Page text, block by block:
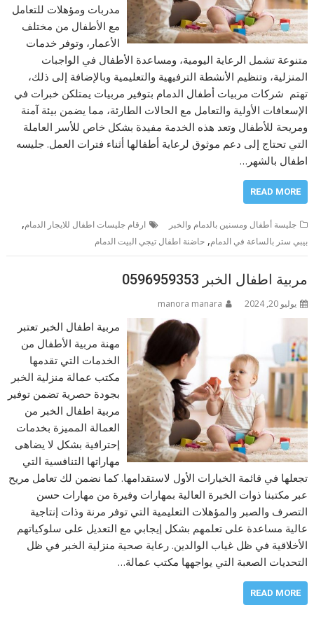
مدربات ومؤهلات للتعامل
مع الأطفال من مختلف
الأعمار، وتوفر خدمات
متنوعة تشمل الرعاية اليومية، ومساعدة الأطفال في الواجبات
المنزلية، وتنظيم الأنشطة الترفيهية والتعليمية وبالإضافة إلى ذلك،
تهتم شركات مربيات أطفال الدمام بتوفير مربيات يمتلكن خبرات في
الإسعافات الأولية والتعامل مع الحالات الطارئة، مما يضمن بيئة آمنة
ومريحة للأطفال وتعد هذه الخدمة مفيدة بشكل خاص للأسر العاملة
التي تحتاج إلى دعم موثوق لرعاية أطفالها أثناء فترات العمل. جليسه
اطفال بالشهر…
READ MORE
جليسة أطفال ومسنين بالدمام والخبر ارقام جليسات اطفال للايجار الدمام,
بيبي ستر بالساعة في الدمام,حاضنة اطفال تيجي البيت الدمام
مربية اطفال الخبر 0596959353
يوليو 20, 2024 manora manara
مربية اطفال الخبر تعتبر
مهنة مربية الأطفال من
الخدمات التي تقدمها
مكتب عمالة منزلية الخبر
بجودة حصرية تضمن توفير
مربية اطفال الخبر من
العمالة المميزة بخدمات
إحترافية بشكل لا يضاهى
مهاراتها التنافسية التي
تجعلها في قائمة الخيارات الأول لاستقدامها. كما نضمن لك تعامل مريح
عبر مكتبنا ذوات الخبرة العالية بمهارات وفيرة من مهارات حسن
التصرف والصبر والمؤهلات التعليمية التي توفر مرنة وذات إنتاجية
عالية مساعدة على تعلمهم بشكل إيجابي مع التعديل على سلوكياتهم
الأخلاقية في ظل غياب الوالدين. رعاية صحية منزلية الخبر في ظل
التحديات الصعبة التي يواجهها مكتب عمالة…
READ MORE